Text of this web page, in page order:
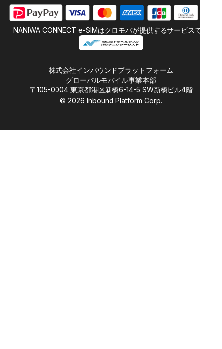
NANIWA CONNECT e-SIMはグロモバが提供するサービスです
株式会社インバウンドプラットフォーム
グローバルモバイル事業本部
〒105-0004 東京都港区新橋6-14-5 SW新橋ビル4階
© 2026 Inbound Platform Corp.